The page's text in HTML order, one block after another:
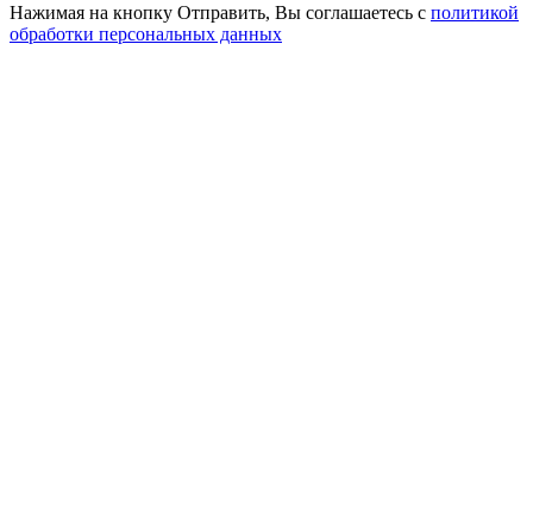
Нажимая на кнопку Отправить, Вы соглашаетесь с политикой
обработки персональных данных